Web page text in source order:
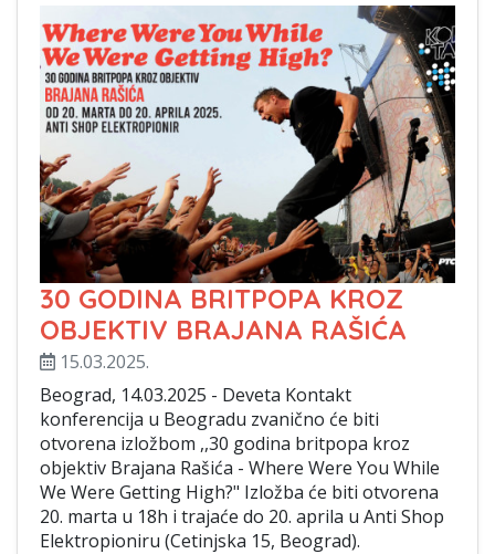
30 GODINA BRITPOPA KROZ
OBJEKTIV BRAJANA RAŠIĆA
15.03.2025.
Beograd, 14.03.2025 - Deveta Kontakt
konferencija u Beogradu zvanično će biti
otvorena izložbom ,,30 godina britpopa kroz
objektiv Brajana Rašića - Where Were You While
We Were Getting High?" Izložba će biti otvorena
20. marta u 18h i trajaće do 20. aprila u Anti Shop
Elektropioniru (Cetinjska 15, Beograd).